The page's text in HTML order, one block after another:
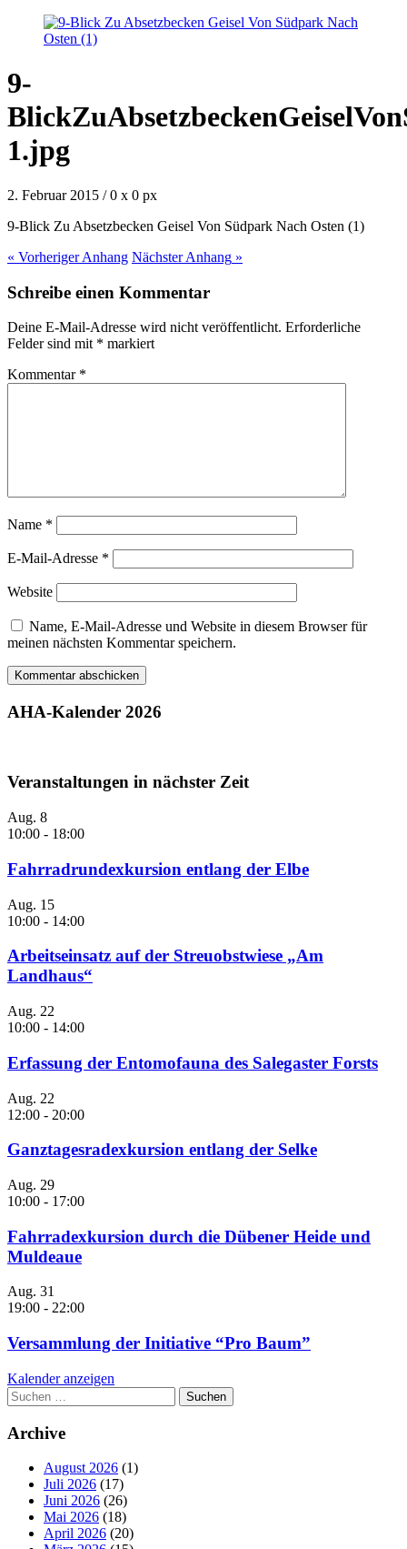
9-
1.jpg
2. Februar 2015 /0 x 0 px
9-Blick Zu Absetzbecken Geisel Von Südpark Nach Osten (1)
« VorherigerAnhang NächsterAnhang »
Schreibe einen Kommentar
Deine E-Mail-Adresse wird nicht veröffentlicht. Erforderliche
Felder sind mit * markiert
Kommentar *
Name *
E-Mail-Adresse *
Website
Name, E-Mail-Adresse und Website in diesem Browser für
meinen nächsten Kommentar speichern.
AHA-Kalender 2026
Veranstaltungen in nächster Zeit
Aug. 8
10:00 - 18:00
Fahrradrundexkursion entlang der Elbe
Aug. 15
10:00 - 14:00
Arbeitseinsatz auf der Streuobstwiese „Am
Landhaus“
Aug. 22
10:00 - 14:00
Erfassung der Entomofauna des Salegaster Forsts
Aug. 22
12:00 - 20:00
Ganztagesradexkursion entlang der Selke
Aug. 29
10:00 - 17:00
Fahrradexkursion durch die Dübener Heide und
Muldeaue
Aug. 31
19:00 - 22:00
Versammlung der Initiative “Pro Baum”
Kalender anzeigen
Suchen
nach:
Archive
August 2026 (1)
Juli 2026 (17)
Juni 2026 (26)
Mai 2026 (18)
April 2026 (20)